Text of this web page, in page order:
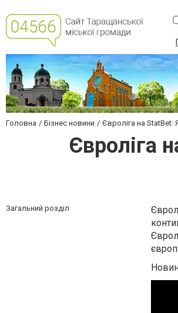
Головна Бізнес новини Євроліга на StatBet:
Євроліга
Загальний розділ